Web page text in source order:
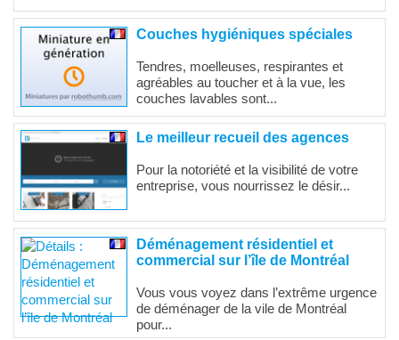
Couches hygiéniques spéciales
Tendres, moelleuses, respirantes et
agréables au toucher et à la vue, les
couches lavables sont...
Le meilleur recueil des agences
Pour la notoriété et la visibilité de votre
entreprise, vous nourrissez le désir...
Déménagement résidentiel et
commercial sur l’île de Montréal
Vous vous voyez dans l’extrême urgence
de déménager de la vile de Montréal
pour...